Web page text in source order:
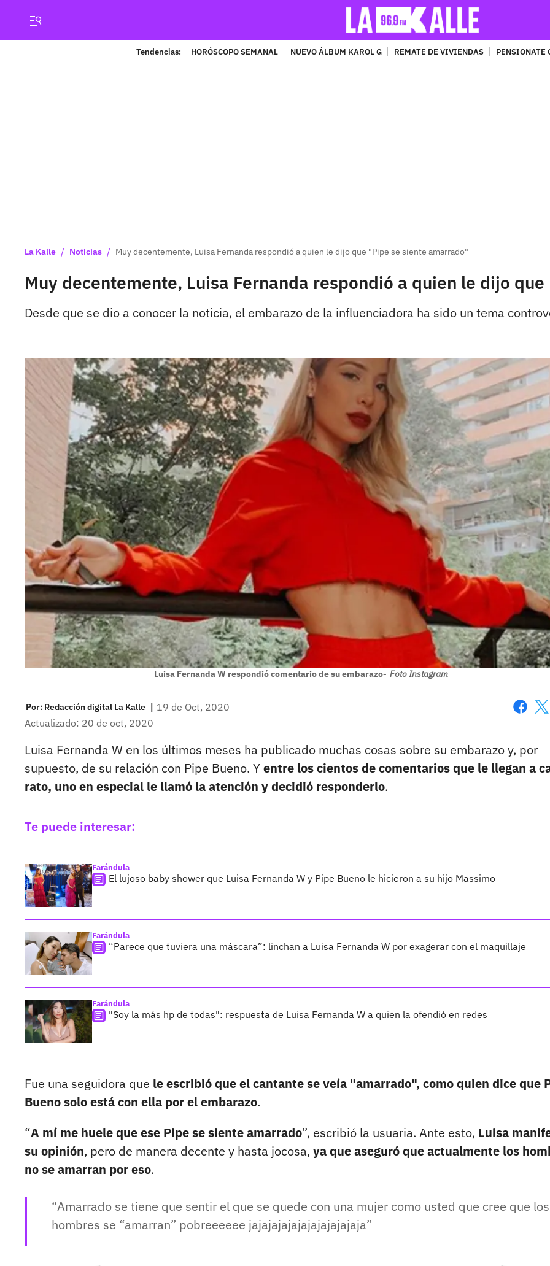
Tendencias: HORÓSCOPO SEMANAL NUEVO ÁLBUM KAROL G REMATE DE VIVIENDAS PENSIONATE
La Kalle / Noticias / Muy decentemente, Luisa Fernanda respondió a quien le dijo que "Pipe se siente amarrado"
Muy decentemente, Luisa Fernanda respondió a quien le dijo
Desde que se dio a conocer la noticia, el embarazo de la influenciadora ha sido un tema
Luisa Fernanda W respondió comentario de su embarazo- Foto Instagram
Por: Redacción digital La Kalle | 19 de Oct, 2020
Actualizado: 20 de oct, 2020
Luisa Fernanda W en los últimos meses ha publicado muchas cosas sobre su embarazo y, por
supuesto, de su relación con Pipe Bueno. Yentre los cientos de comentarios que le llegan a
rato, uno en especial le llamó la atención y decidió responderlo.
Te puede interesar:
Farándula
El lujoso baby shower que Luisa Fernanda W y Pipe Bueno le hicieron a su hijo Massimo
Farándula
“Parece que tuviera una máscara”: linchan a Luisa Fernanda W por exagerar con el maquillaje
Farándula
"Soy la más hp de todas": respuesta de Luisa Fernanda W a quien la ofendió en redes
Fue una seguidora que le escribió que el cantante se veía "amarrado", como quien dice que
Bueno solo está con ella por el embarazo.
“A mí me huele que ese Pipe se siente amarrado”, escribió la usuaria. Ante esto, Luisa
su opinión, pero de manera decente y hasta jocosa, ya que aseguró que actualmente los
no se amarran por eso.
Amarrado se tiene que sentir el que se quede con una mujer como usted que cree que los
hombres se “amarran” pobreeeeee jajajajajajajajajajajaja